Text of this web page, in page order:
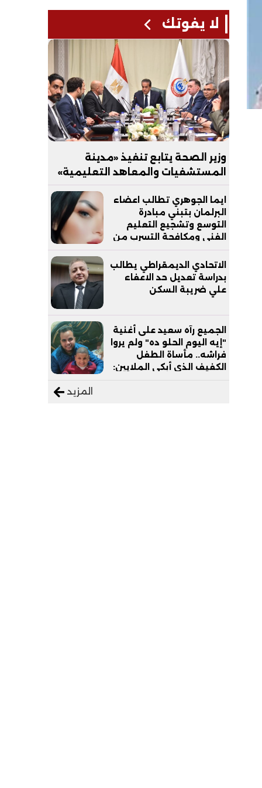
لا يفوتك
وزير الصحة يتابع تنفيذ «مدينة
المستشفيات والمعاهد التعليمية»
بالعاصمة الجديدة
ايما الجوهري تطالب اعضاء
البرلمان بتبني مبادرة
التوسع وتشجيع التعليم
الفني ومكافحة التسرب من
التعليم
الاتحادي الديمقراطي يطالب
بدراسة تعديل حد الاعفاء
علي ضريبة السكن
الجميع رآه سعيد على أغنية
"إيه اليوم الحلو ده" ولم يروا
فراشه.. مأساة الطفل
الكفيف الذي أبكى الملايين:
المزيد